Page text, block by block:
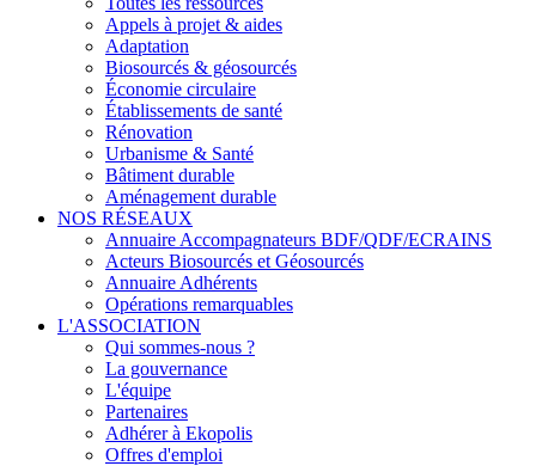
Appels à projet & aides
Adaptation
Biosourcés & géosourcés
Économie circulaire
Établissements de santé
Rénovation
Urbanisme & Santé
Bâtiment durable
Aménagement durable
NOS RÉSEAUX
Annuaire Accompagnateurs BDF/QDF/ECRAINS
Acteurs Biosourcés et Géosourcés
Annuaire Adhérents
Opérations remarquables
L'ASSOCIATION
Qui sommes-nous ?
La gouvernance
L'équipe
Partenaires
Adhérer à Ekopolis
Offres d'emploi